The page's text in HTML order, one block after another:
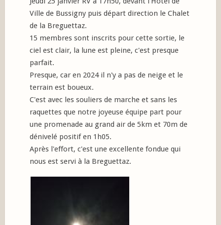
Ville de Bussigny puis départ direction le Chalet
de la Breguettaz.
15 membres sont inscrits pour cette sortie, le
ciel est clair, la lune est pleine, c'est presque
parfait.
Presque, car en 2024 il n'y a pas de neige et le
terrain est boueux.
C'est avec les souliers de marche et sans les
raquettes que notre joyeuse équipe part pour
une promenade au grand air de 5km et 70m de
dénivelé positif en 1h05.
Après l'effort, c'est une excellente fondue qui
nous est servi à la Breguettaz.